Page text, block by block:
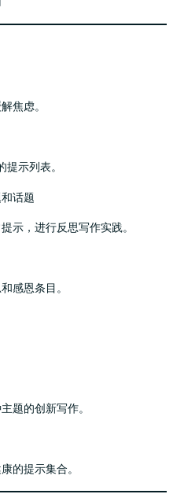
焦虑。
示列表。
话题
示，进行反思写作实践。
感恩条目。
题的创新写作。
的提示集合。